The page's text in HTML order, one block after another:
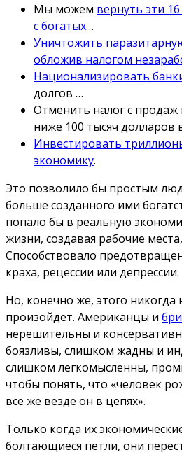
Мы можем вернуть эти
с богатых…
Уничтожить
обложив налогом
Национализировать
долгов …
Отменить налог с
ниже 100 тысяч долларов
Инвестировать
экономику.
Это позволило бы простым
больше созданного ими
попало бы в реальную
жизни, создавая рабочие
Способствовало
краха, рецессии или депрессии.
Но, конечно же, этого никогда
произойдет. Американцы и
нерешительны и
боязливы, слишком жадны и
слишком легкомысленны,
чтобы понять, что «человек
все же везде он в цепях».
Только когда их
болтающиеся петли, они